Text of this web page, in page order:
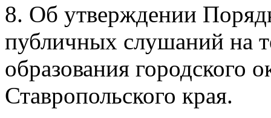
8. Об утверждении
публичных слушаний на
образования городского
Ставропольского края.